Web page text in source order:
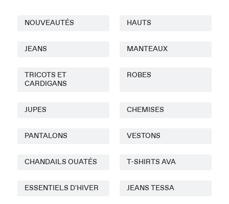
NOUVEAUTÉS HAUTS
JEANS MANTEAUX
TRICOTS ET
CARDIGANS
ROBES
JUPES CHEMISES
PANTALONS VESTONS
CHANDAILS OUATÉS T-SHIRTS AVA
ESSENTIELS D'HIVER JEANS TESSA